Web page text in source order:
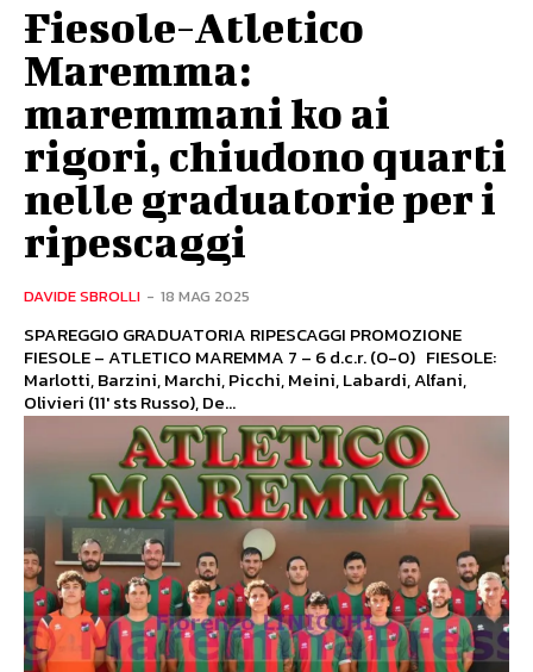
Fiesole-Atletico
Maremma:
maremmani ko ai
rigori, chiudono quarti
nelle graduatorie per i
ripescaggi
DAVIDE SBROLLI - 18 MAG 2025
SPAREGGIO GRADUATORIA RIPESCAGGI PROMOZIONE
FIESOLE – ATLETICO MAREMMA 7 – 6 d.c.r. (0-0) FIESOLE:
Marlotti, Barzini, Marchi, Picchi, Meini, Labardi, Alfani,
Olivieri (11' sts Russo), De...